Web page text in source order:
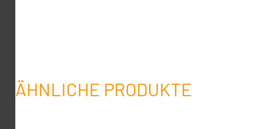
ÄHNLICHE PRODUKTE